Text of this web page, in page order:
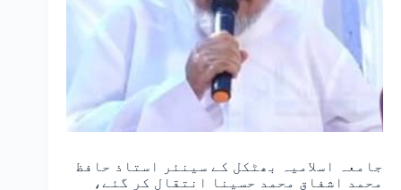
جامعہ اسلامیہ بھٹکل کے سینئر استاذ حافظ
محمد اشفاق محمد حسینا انتقال کر گئے،